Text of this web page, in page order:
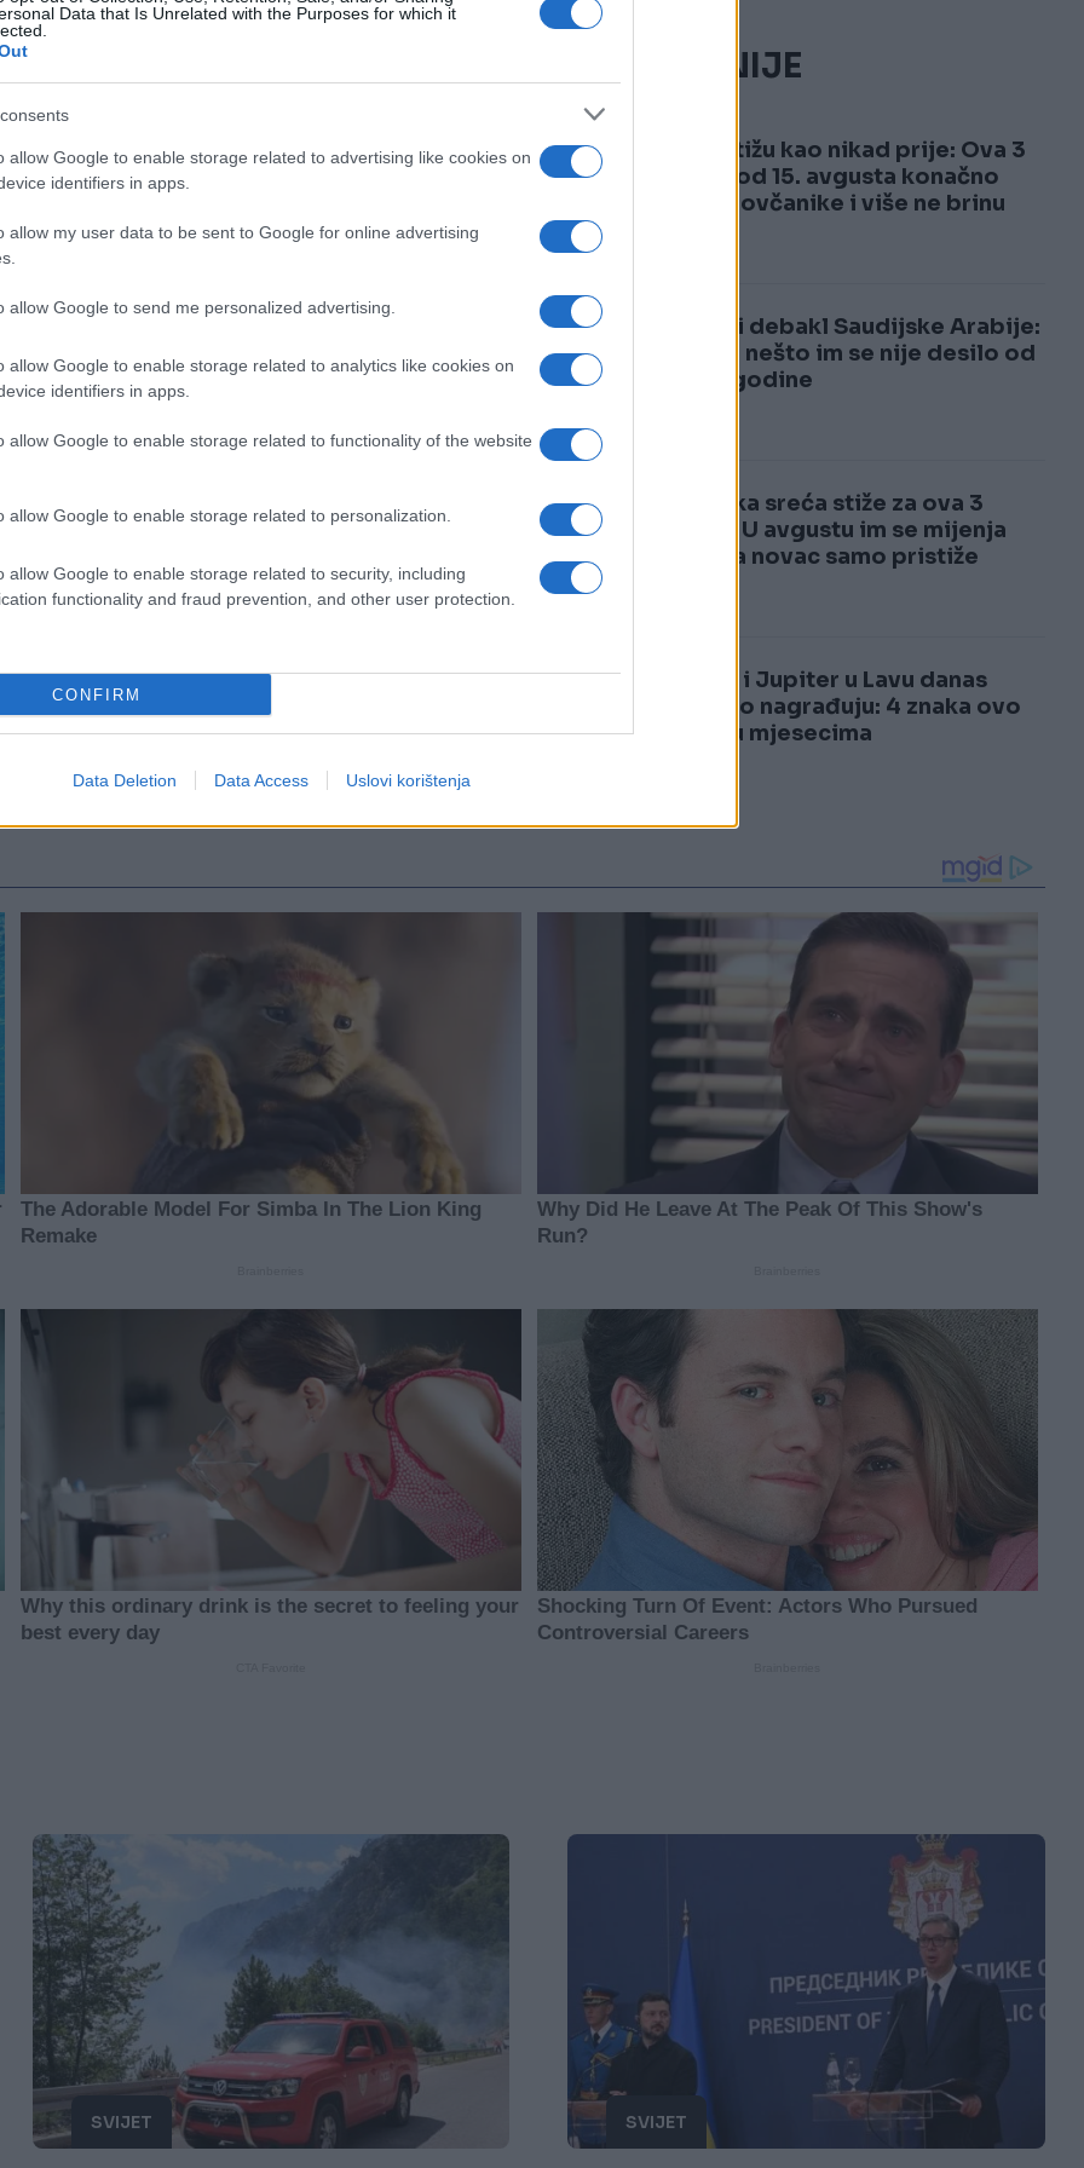
Data that Is Unrelated with the Purposes for which it
allow Google to enable storage related to advertising like cookies on
identifiers in apps.
allow my user data to be sent to Google for online advertising
allow Google to send me personalized advertising.
allow Google to enable storage related to analytics like cookies on
identifiers in apps.
allow Google to enable storage related to functionality of the website
allow Google to enable storage related to personalization.
allow Google to enable storage related to security, including
functionality and fraud prevention, and other user protection.
CONFIRM
Data Deletion Data Access Uslovi korištenja
za sve destinacije u svijetu.
licima, o čemu više informacija možete dobiti
uplatnicom, online ili kartičnim plaćanjem na
ili u prostorijama Citydeala u Avaz Twist
Citydeal!
NAJČITANIJE
1
Pare stižu kao nikad prije: Ova 3
znaka od 15. avgusta konačno
pune novčanike i više ne brinu
2
Totalni debakl Saudijske Arabije:
Ovako nešto im se nije desilo od
1985. godine
3
Luđačka sreća stiže za ova 3
znaka: U avgustu im se mijenja
život, a novac samo pristiže
4
Sunce i Jupiter u Lavu danas
bogato nagrađuju: 4 znaka ovo
čekaju mjesecima
SVIJET SVIJET